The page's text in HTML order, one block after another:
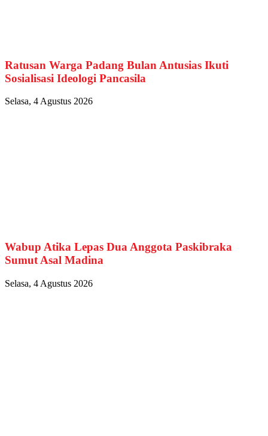
Ratusan Warga Padang Bulan Antusias Ikuti
Sosialisasi Ideologi Pancasila
Selasa, 4 Agustus 2026
Wabup Atika Lepas Dua Anggota Paskibraka
Sumut Asal Madina
Selasa, 4 Agustus 2026